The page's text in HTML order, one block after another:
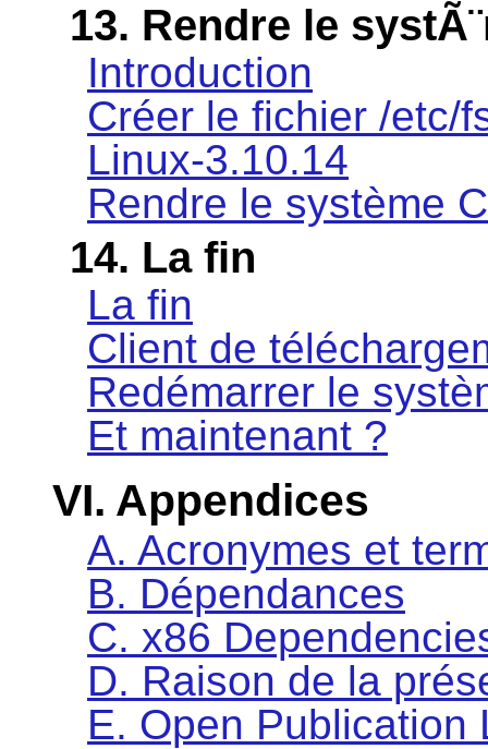
13. Rendre le
Introduction
Créer le fichier /etc/
Linux-3.10.14
Rendre le système
14. La fin
La fin
Client de
Redémarrer le
Et maintenant ?
VI. Appendices
A. Acronymes et
B. Dépendances
C. x86
D. Raison de la
E. Open Publication